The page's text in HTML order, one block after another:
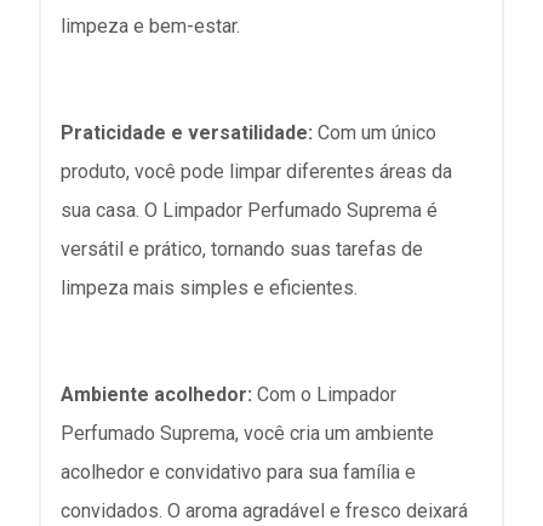
limpeza e bem-estar.
Praticidade e versatilidade: Com um único
produto, você pode limpar diferentes áreas da
sua casa. O Limpador Perfumado Suprema é
versátil e prático, tornando suas tarefas de
limpeza mais simples e eficientes.
Ambiente acolhedor: Com o Limpador
Perfumado Suprema, você cria um ambiente
acolhedor e convidativo para sua família e
convidados. O aroma agradável e fresco deixará